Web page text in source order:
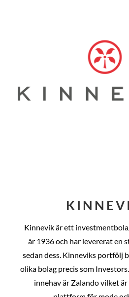
Kinnevik är ett
år 1936 och har levererat en
sedan dess. Kinneviks portfölj
olika bolag precis som
innehav är Zalando vilket